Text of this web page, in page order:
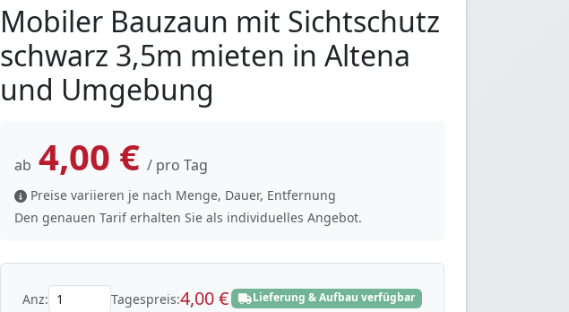
Mobiler Bauzaun mit Sichtschutz
schwarz 3,5m mieten in Altena
und Umgebung
ab 4,00 € / pro Tag
Preise variieren je nach Menge, Dauer, Entfernung
Den genauen Tarif erhalten Sie als individuelles Angebot.
Anz: Tagespreis:4,00 € Lieferung & Aufbau verfügbar